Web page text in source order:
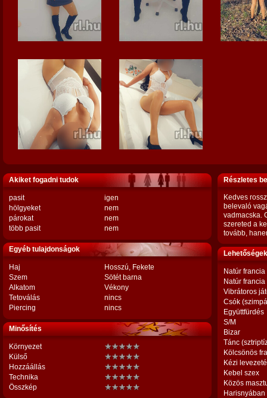
Akiket fogadni tudok
pasit
igen
hölgyeket
nem
párokat
nem
több pasit
nem
Egyéb tulajdonságok
Haj
Hosszú, Fekete
Szem
Sötét barna
Alkatom
Vékony
Tetoválás
nincs
Piercing
nincs
Minősítés
Környezet
Külső
Hozzáállás
Technika
Összkép
Részletes
Kedves
belevaló
vadmacska.
szereted a
tovább,
Natúr francia
Natúr
Vibrátoros
Csók
Együttfürdés
S/M
Bizar
Tánc
Kölcsönös
Kézi
Kebel szex
Közös
Harisnyában